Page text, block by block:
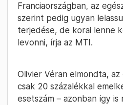
Franciaországban, az
szerint pedig ugyan
terjedése, de korai lenne
levonni, írja az MTI.
Olivier Véran elmondta,
csak 20 százalékkal
esetszám – azonban így